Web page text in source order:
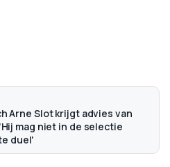
Arne Slot krijgt advies van
mag niet in de selectie
duel'